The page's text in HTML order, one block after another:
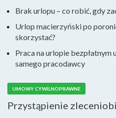
Brak urlopu – co robić, gdy
Urlop macierzyński po
skorzystać?
Praca na urlopie bezpłatnym
samego pracodawcy
UMOWY CYWILNOPRAWNE
Przystąpienie